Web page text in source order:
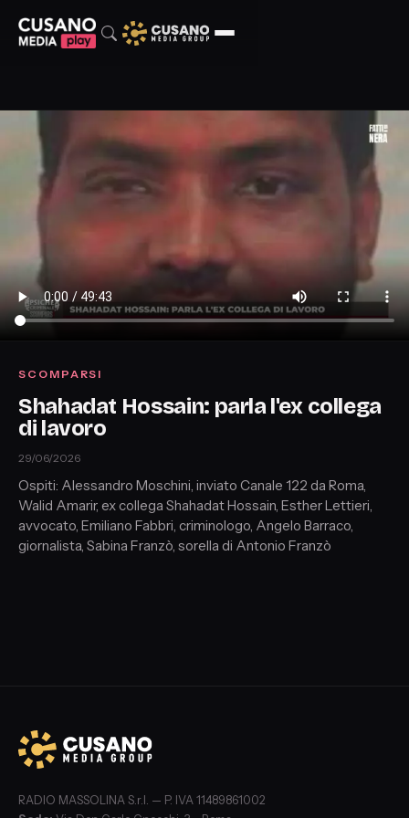
SCOMPARSI
Shahadat Hossain: parla l'ex collega
di lavoro
29/06/2026
Ospiti: Alessandro Moschini, inviato Canale 122 da Roma,
Walid Amarir, ex collega Shahadat Hossain, Esther Lettieri,
avvocato, Emiliano Fabbri, criminologo, Angelo Barraco,
giornalista, Sabina Franzò, sorella di Antonio Franzò
RADIO MASSOLINA S.r.l. — P. IVA 11489861002